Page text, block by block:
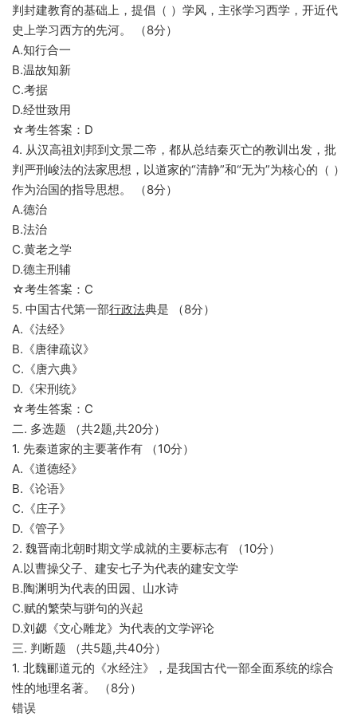
判封建教育的基础上，提倡（ ）学风，主张学习西学，开近代
史上学习西方的先河。 （8分）
A.知行合一
B.温故知新
C.考据
D.经世致用
☆考生答案：D
4. 从汉高祖刘邦到文景二帝，都从总结秦灭亡的教训出发，批
判严刑峻法的法家思想，以道家的“清静”和“无为”为核心的（ ）
作为治国的指导思想。 （8分）
A.德治
B.法治
C.黄老之学
D.德主刑辅
☆考生答案：C
5. 中国古代第一部行政法典是 （8分）
A.《法经》
B.《唐律疏议》
C.《唐六典》
D.《宋刑统》
☆考生答案：C
二. 多选题 （共2题,共20分）
1. 先秦道家的主要著作有 （10分）
A.《道德经》
B.《论语》
C.《庄子》
D.《管子》
2. 魏晋南北朝时期文学成就的主要标志有 （10分）
A.以曹操父子、建安七子为代表的建安文学
B.陶渊明为代表的田园、山水诗
C.赋的繁荣与骈句的兴起
D.刘勰《文心雕龙》为代表的文学评论
三. 判断题 （共5题,共40分）
1. 北魏郦道元的《水经注》，是我国古代一部全面系统的综合
性的地理名著。 （8分）
错误